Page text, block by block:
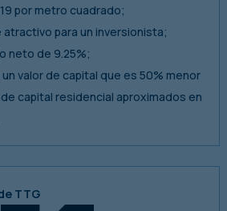
por metro cuadrado;
para un inversionista;
neto de 9.25%;
valor de capital que es 50% menor
capital residencial aproximados en
TTG